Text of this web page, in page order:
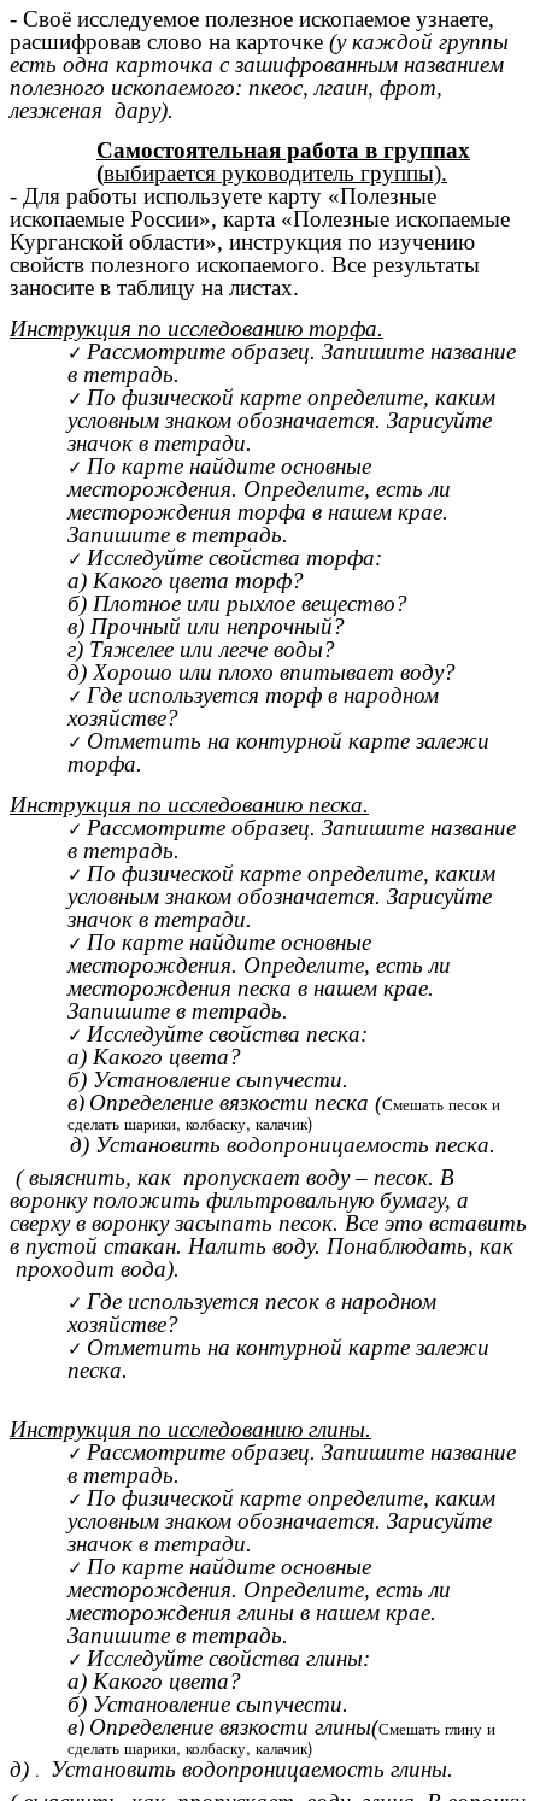
- Своё исследуемое полезное ископаемое узнаете,
расшифровав слово на карточке (у каждой группы
есть одна карточка с зашифрованным названием
полезного ископаемого: пкеос, лгаин, фрот,
лезженая дару).
Самостоятельная работа в группах
(выбирается руководитель группы).
- Для работы используете карту «Полезные
ископаемые России», карта «Полезные ископаемые
Курганской области», инструкция по изучению
свойств полезного ископаемого. Все результаты
заносите в таблицу на листах.
Инструкция по исследованию торфа.
Рассмотрите образец. Запишите название
в тетрадь.
По физической карте определите, каким
условным знаком обозначается. Зарисуйте
значок в тетради.
По карте найдите основные
месторождения. Определите, есть ли
месторождения торфа в нашем крае.
Запишите в тетрадь.
Исследуйте свойства торфа:
а) Какого цвета торф?
б) Плотное или рыхлое вещество?
в) Прочный или непрочный?
г) Тяжелее или легче воды?
д) Хорошо или плохо впитывает воду?
Где используется торф в народном
хозяйстве?
Отметить на контурной карте залежи
торфа.
Инструкция по исследованию песка.
Рассмотрите образец. Запишите название
в тетрадь.
По физической карте определите, каким
условным знаком обозначается. Зарисуйте
значок в тетради.
По карте найдите основные
месторождения. Определите, есть ли
месторождения песка в нашем крае.
Запишите в тетрадь.
Исследуйте свойства песка:
а) Какого цвета?
б) Установление сыпучести.
в) Определение вязкости песка (Смешать песок и
сделать шарики, колбаску, калачик)
д) Установить водопроницаемость песка.
( выяснить, как пропускает воду – песок. В
воронку положить фильтровальную бумагу, а
сверху в воронку засыпать песок. Все это вставить
в пустой стакан. Налить воду. Понаблюдать, как
проходит вода).
Где используется песок в народном
хозяйстве?
Отметить на контурной карте залежи
песка.
Инструкция по исследованию глины.
Рассмотрите образец. Запишите название
в тетрадь.
По физической карте определите, каким
условным знаком обозначается. Зарисуйте
значок в тетради.
По карте найдите основные
месторождения. Определите, есть ли
месторождения глины в нашем крае.
Запишите в тетрадь.
Исследуйте свойства глины:
а) Какого цвета?
б) Установление сыпучести.
в) Определение вязкости глины(Смешать глину и
сделать шарики, колбаску, калачик)
д) . Установить водопроницаемость глины.